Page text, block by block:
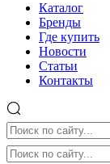
Каталог
Бренды
Где купить
Новости
Статьи
Контакты